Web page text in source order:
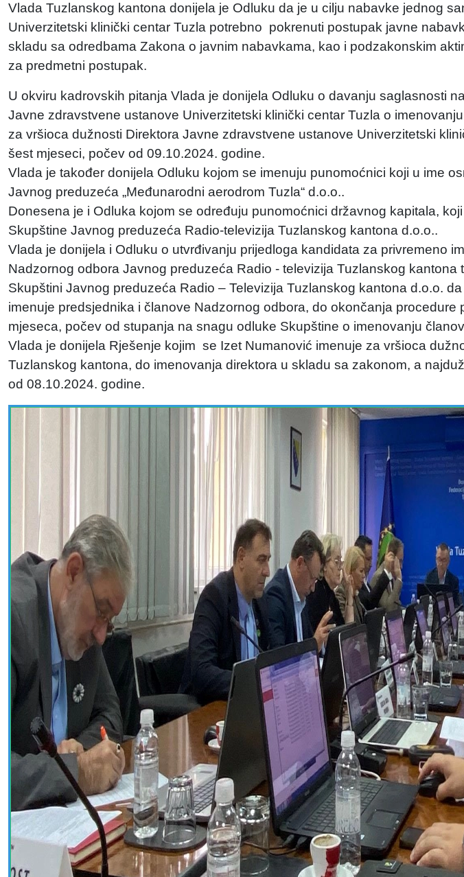
Vlada Tuzlanskog kantona donijela je Odluku da je u cilju nabavke jednog
Univerzitetski klinički centar Tuzla potrebno pokrenuti postupak javne
skladu sa odredbama Zakona o javnim nabavkama, kao i podzakonskim
za predmetni postupak.
U okviru kadrovskih pitanja Vlada je donijela Odluku o davanju saglasnosti
Javne zdravstvene ustanove Univerzitetski klinički centar Tuzla o
za vršioca dužnosti Direktora Javne zdravstvene ustanove Univerzitetski
šest mjeseci, počev od 09.10.2024. godine.
Vlada je također donijela Odluku kojom se imenuju punomoćnici koji u ime
Javnog preduzeća „Međunarodni aerodrom Tuzla“ d.o.o..
Donesena je i Odluka kojom se određuju punomoćnici državnog kapitala,
Skupštine Javnog preduzeća Radio-televizija Tuzlanskog kantona d.o.o..
Vlada je donijela i Odluku o utvrđivanju prijedloga kandidata za privremeno
Nadzornog odbora Javnog preduzeća Radio - televizija Tuzlanskog
Skupštini Javnog preduzeća Radio – Televizija Tuzlanskog kantona d.o.o.
imenuje predsjednika i članove Nadzornog odbora, do okončanja procedure
mjeseca, počev od stupanja na snagu odluke Skupštine o imenovanju
Vlada je donijela Rješenje kojim se Izet Numanović imenuje za vršioca
Tuzlanskog kantona, do imenovanja direktora u skladu sa zakonom, a
od 08.10.2024. godine.